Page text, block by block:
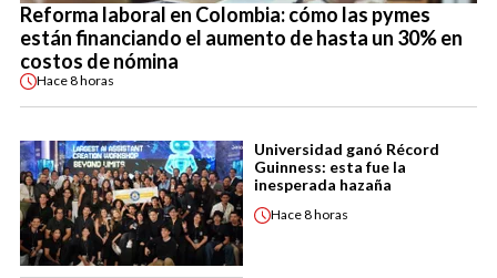
Reforma laboral en Colombia: cómo las pymes
están financiando el aumento de hasta un 30% en
costos de nómina
Hace8 horas
Universidad ganó Récord
Guinness: esta fue la
inesperada hazaña
Hace8 horas